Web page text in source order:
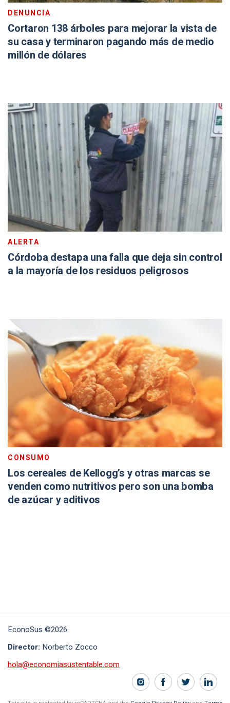
DENUNCIA
Cortaron 138 árboles para mejorar la vista de
su casa y terminaron pagando más de medio
millón de dólares
ALERTA
Córdoba destapa una falla que deja sin control
a la mayoría de los residuos peligrosos
CONSUMO
Los cereales de Kellogg’s y otras marcas se
venden como nutritivos pero son una bomba
de azúcar y aditivos
EconoSus ©2026
Director: Norberto Zocco
hola@economiasustentable.com